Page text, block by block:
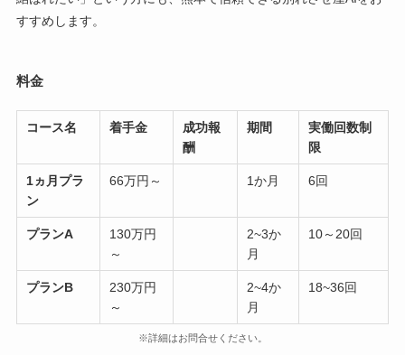
すすめします。
料金
コース名 着手金
成功報
酬
期間
実働回数制
限
1ヵ月プラ
ン
66万円～ 1か月 6回
プランA
130万円
～
2~3か
月
10～20回
プランB
230万円
～
2~4か
月
18~36回
※詳細はお問合せください。